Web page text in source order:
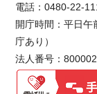
電話：0480-22-
開庁時間：平日
庁あり）
法人番号：